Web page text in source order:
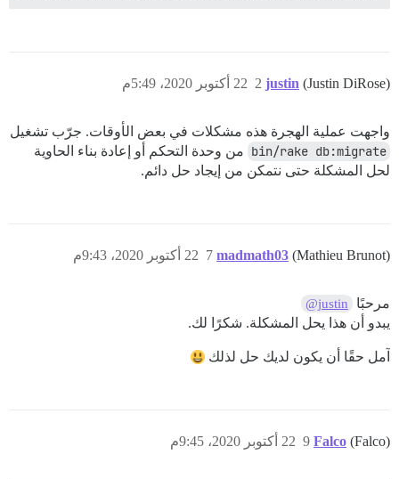
justin (Justin DiRose) 22 أكتوبر 2020، 5:49م 2
واجهت عملية الهجرة هذه مشكلات في بعض الأوقات. جرّب تشغيل
bin/rake db:migrate من وحدة التحكم أو إعادة بناء الحاوية
لحل المشكلة حتى نتمكن من إيجاد حل دائم.
madmath03 (Mathieu Brunot) 22 أكتوبر 2020، 9:43م 7
مرحبًا @justin
يبدو أن هذا يحل المشكلة. شكرًا لك.
آمل حقًا أن يكون لديك حل لذلك
Falco (Falco) 22 أكتوبر 2020، 9:45م 9